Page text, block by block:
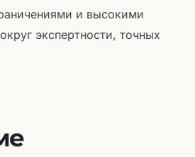
и высокими
экспертности, точных